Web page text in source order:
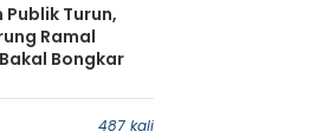
Publik Turun,
Ramal
Bongkar
487 kali